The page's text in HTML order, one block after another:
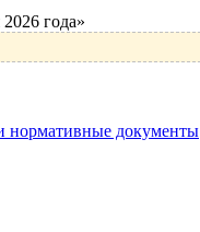
года»
нормативные документы